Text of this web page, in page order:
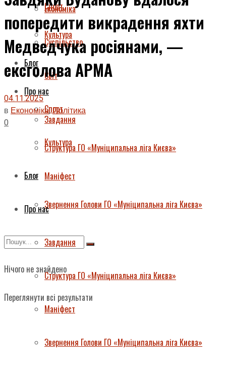
Спорт
Культура
Блог
Про нас
Завдання
Структура ГО «Муніципальна ліга Києва»
Маніфест
Звернення Голови ГО «Муніципальна ліга Києва»
Нічого не знайдено
Переглянути всі результати
Економіка
Суспільство
Світ
Спорт
Культура
Блог
Про нас
Завдання
Структура ГО «Муніципальна ліга Києва»
Маніфест
Звернення Голови ГО «Муніципальна ліга Києва»
попередити викрадення яхти
Медведчука росіянами, —
ексголова АРМА
04.11.2025
в Економіка,Політика
0